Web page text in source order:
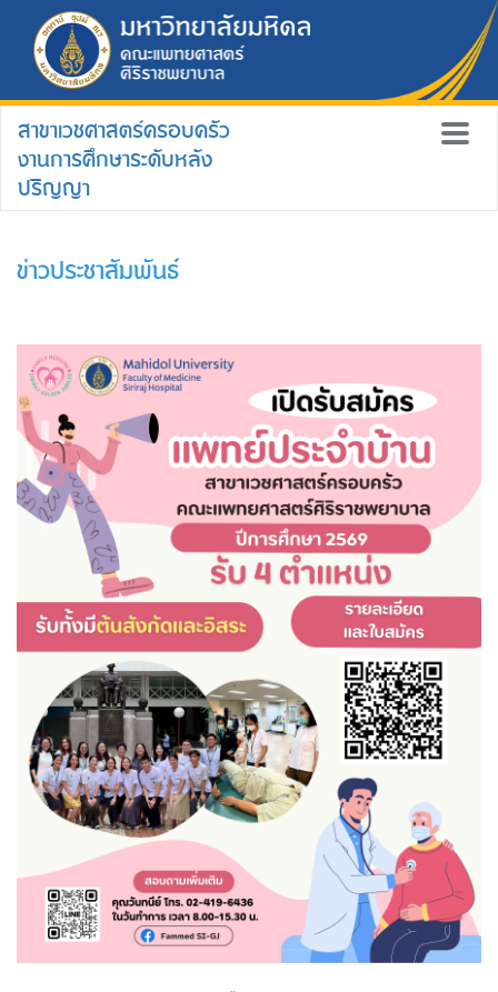
สาขาเวชศาสตร์ครอบครัว
งานการศึกษาระดับหลัง
ปริญญา
ข่าวประชาสัมพันธ์